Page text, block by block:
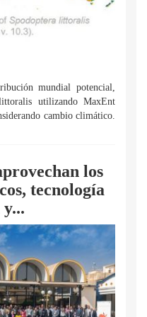
mundial potencial,
utilizando MaxEnt
cambio climático.
los
tecnología